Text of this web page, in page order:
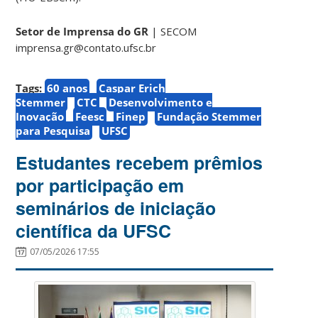
Setor de Imprensa do GR | SECOM
imprensa.gr@contato.ufsc.br
Tags: 60 anos
Caspar Erich
Stemmer
CTC
Desenvolvimento e
Inovação
Feesc Finep
Fundação Stemmer
para Pesquisa
UFSC
Estudantes recebem prêmios
por participação em
seminários de iniciação
científica da UFSC
07/05/2026 17:55